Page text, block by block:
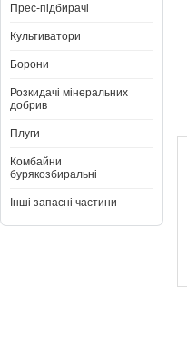
Прес-підбирачі
Культиватори
Борони
Розкидачі мінеральних
добрив
Плуги
Комбайни
бурякозбиральні
Інші запасні частини